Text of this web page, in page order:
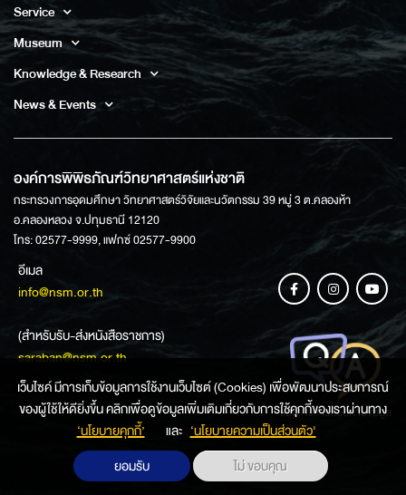
Service
Museum
Knowledge & Research
News & Events
องค์การพิพิธภัณฑ์วิทยาศาสตร์แห่งชาติ
กระทรวงการอุดมศึกษา วิทยาศาสตร์วิจัยและนวัตกรรม 39 หมู่ 3 ต.คลองห้า
อ.คลองหลวง จ.ปทุมธานี 12120
โทร: 02577-9999, แฟกซ์ 02577-9900
อีเมล
info@nsm.or.th
(สำหรับรับ-ส่งหนังสือราชการ)
saraban@nsm.or.th
ช่องทางการสอบถามข้อมูล
เว็บไซค์ มีการเก็บข้อมูลการใช้งานเว็บไซต์ (Cookies) เพื่อพัฒนาประสบการณ์
ของผู้ใช้ให้ดียิ่งขึ้น คลิกเพื่อดูข้อมูลเพิ่มเติมเกี่ยวกับการใช้คุกกี้ของเราผ่านทาง
‘นโยบายคุกกี้’
และ ‘นโยบายความเป็นส่วนตัว'
ยอมรับ
ไม่ ขอบคุณ